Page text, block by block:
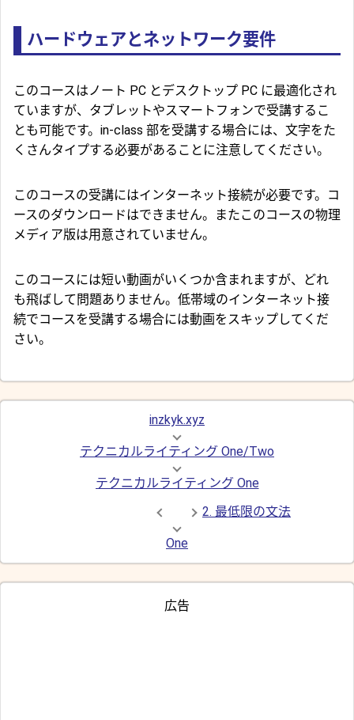
ハードウェアとネットワーク要件
このコースはノート PC とデスクトップ PC に最適化され
ていますが、タブレットやスマートフォンで受講するこ
とも可能です。in-class 部を受講する場合には、文字をた
くさんタイプする必要があることに注意してください。
このコースの受講にはインターネット接続が必要です。コ
ースのダウンロードはできません。またこのコースの物理
メディア版は用意されていません。
このコースには短い動画がいくつか含まれますが、どれ
も飛ばして問題ありません。低帯域のインターネット接
続でコースを受講する場合には動画をスキップしてくだ
さい。
inzkyk.xyz
テクニカルライティング One/Two
テクニカルライティング One
2. 最低限の文法
One
広告